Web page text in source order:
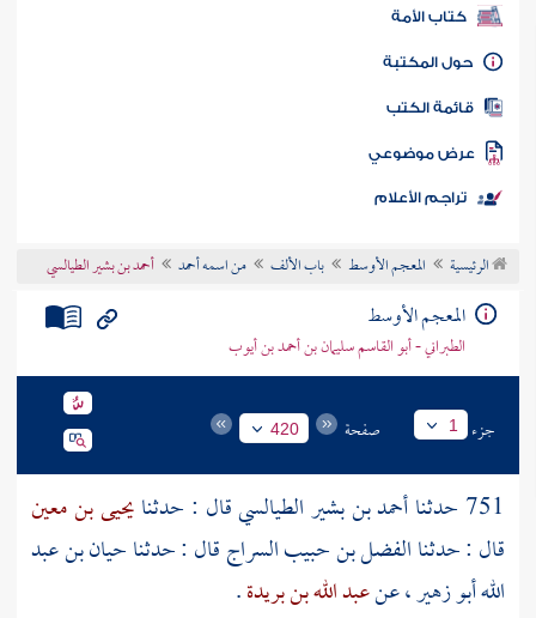
كتب PDF
كتاب الأمة
المكتبة
الكتب
موضوعي
تراجم الأعلام
الرئيسية المعجم الأوسط باب الألف من اسمه أحمد أحمد بن بشير الطيالسي
المعجم الأوسط
الطبراني - أبو القاسم سليمان بن أحمد بن أيوب
جزء 1 صفحة 420
751 حدثنا أحمد بن بشير الطيالسيقال : حدثنايحيى بن معين
قال : حدثناالفضل بن حبيب السراجقال : حدثناحيان بن عبد
الله أبو زهير، عنعبد الله بن بريدة.